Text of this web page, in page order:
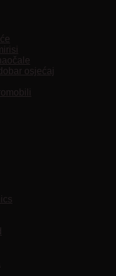
osjećaj